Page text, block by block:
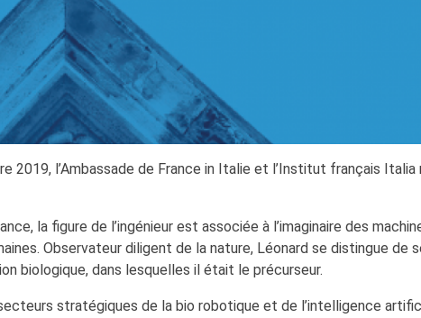
2019, l’Ambassade de France in Italie et l’Institut français Italia
la figure de l’ingénieur est associée à l’imaginaire des
Observateur diligent de la nature, Léonard se distingue de
biologique, dans lesquelles il était le précurseur.
stratégiques de la bio robotique et de l’intelligence